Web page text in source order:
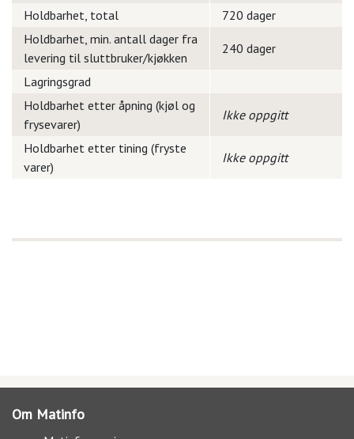
Holdbarhet, total
720 dager
Holdbarhet, min. antall dager fra
levering til sluttbruker/kjøkken
240 dager
Lagringsgrad
Holdbarhet etter åpning (kjøl og
frysevarer)
Ikke oppgitt
Holdbarhet etter tining (fryste
varer)
Ikke oppgitt
Om Matinfo